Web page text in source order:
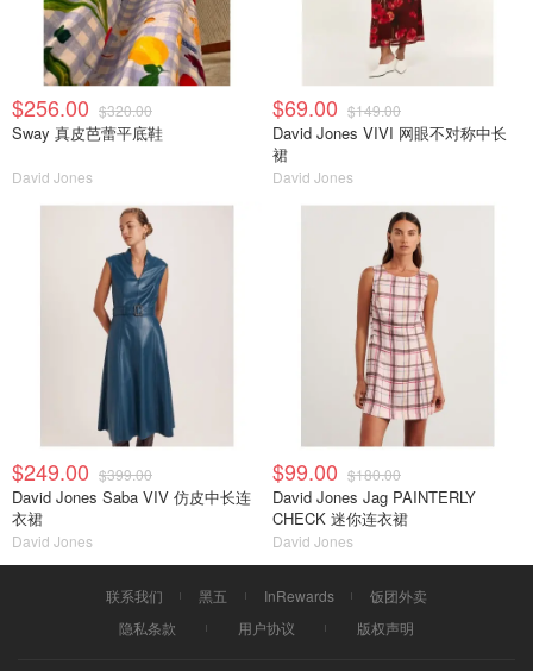
$256.00 $320.00
Sway 真皮芭蕾平底鞋
David Jones
$69.00 $149.00
David Jones VIVI 网眼不对称中长
裙
David Jones
$249.00 $399.00
David Jones Saba VIV 仿皮中长连
衣裙
David Jones
$99.00 $180.00
David Jones Jag PAINTERLY
CHECK 迷你连衣裙
David Jones
联系我们 黑五 InRewards
饭团外卖
隐私条款
用户协议 版权声明